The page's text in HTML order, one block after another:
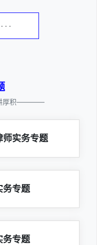
· ·
厚积————
师实务专题
务专题
务专题